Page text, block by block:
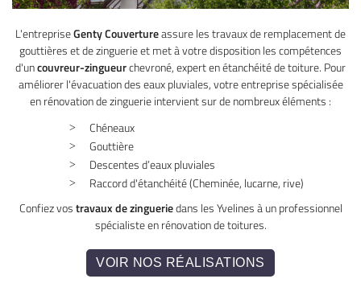
L'entrepriseGenty Couvertureassure les travaux de remplacement de
gouttières et de zinguerie et met à votre disposition les compétences
d'uncouvreur-zingueurchevroné, expert en étanchéité de toiture. Pour
améliorer l'évacuation des eaux pluviales, votre entreprise spécialisée
en rénovation de zinguerie intervient sur de nombreux éléments :
Chéneaux
Gouttière
Descentes d’eaux pluviales
Raccord d'étanchéité (Cheminée, lucarne, rive)
Confiez vostravaux de zingueriedans les Yvelines à un professionnel
spécialiste en rénovation de toitures.
VOIR NOS RÉALISATIONS